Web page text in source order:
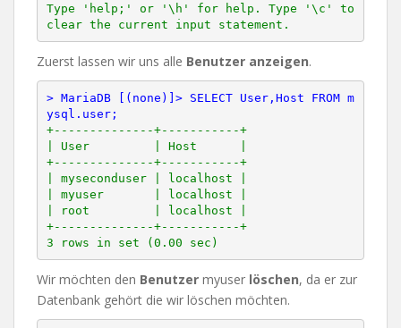
Type 'help;' or '\h' for help. Type '\c' to
Zuerst lassen wir uns alle Benutzer anzeigen.
> MariaDB [(none)]> SELECT User,Host FROM m
ysql.user;
+--------------+-----------+
| User         | Host      |
+--------------+-----------+
| myseconduser | localhost |
| myuser       | localhost |
| root         | localhost |
+--------------+-----------+
Wir möchten den Benutzer myuser löschen, da er zur
Datenbank gehört die wir löschen möchten.